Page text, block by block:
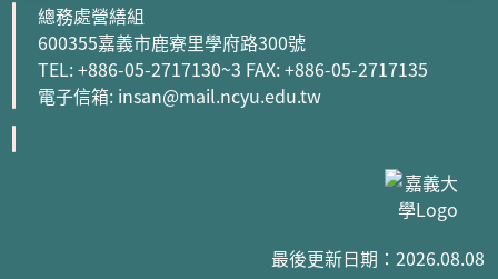
總務處營繕組
600355嘉義市鹿寮里學府路300號
TEL: +886-05-2717130~3 FAX: +886-05-2717135
電子信箱: insan@mail.ncyu.edu.tw
最後更新日期：2026.08.08